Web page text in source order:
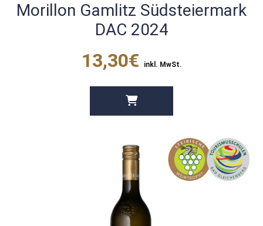
Morillon Gamlitz Südsteiermark
DAC 2024
13,30€ inkl. MwSt.